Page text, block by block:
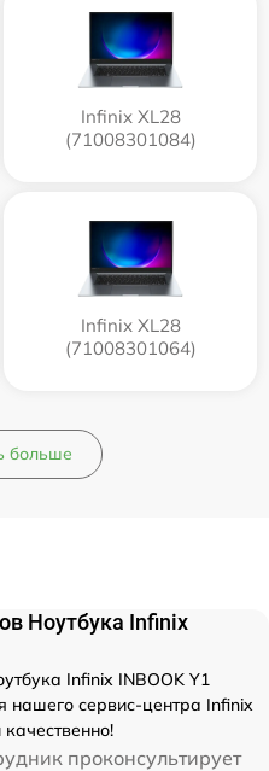
Infinix XL28
(71008301084)
Infinix XL28
(71008301064)
больше
Ноутбука Infinix
Infinix INBOOK Y1
нашего сервис-центра Infinix
проконсультирует